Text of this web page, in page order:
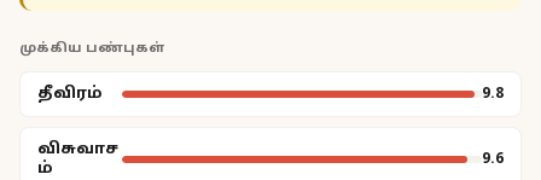
முக்கிய பண்புகள்
தீவிரம் 9.8
விசுவாச
ம்
9.6